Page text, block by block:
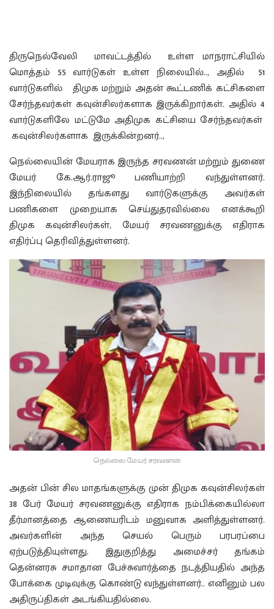
திருநெல்வேலி மாவட்டத்தில் உள்ள மாநராட்சியில்
மொத்தம் 55 வார்டுகள் உள்ள நிலையில்.., அதில் 51
வார்டுகளில் திமுக மற்றும் அதன் கூட்டணிக் கட்சிகளை
சேர்ந்தவர்கள் கவுன்சிலர்களாக இருக்கிறார்கள். அதில் 4
வார்டுகளிலே மட்டுமே அதிமுக கட்சியை சேர்ந்தவர்கள்
கவுன்சிலர்களாக இருக்கின்றனர்..,
நெல்லையின் மேயராக இருந்த சரவணன் மற்றும் துணை
மேயர் கே.ஆர்.ராஜூ பணியாற்றி வந்துள்ளனர்.
இந்நிலையில் தங்களது வார்டுகளுக்கு அவர்கள்
பணிகளை முறையாக செய்துதரவில்லை எனக்கூறி
திமுக கவுன்சிலர்கள், மேயர் சரவணனுக்கு எதிராக
எதிர்ப்பு தெரிவித்துள்ளனர்.
நெல்லை மேயர் சரவணன்
அதன் பின் சில மாதங்களுக்கு முன் திமுக கவுன்சிலர்கள்
38 பேர் மேயர் சரவணனுக்கு எதிராக நம்பிக்கையில்லா
தீர்மானத்தை ஆணையரிடம் மனுவாக அளித்துள்ளனர்.
அவர்களின் அந்த செயல் பெரும் பரபரப்பை
ஏற்படுத்தியுள்ளது. இதுகுறித்து அமைச்சர் தங்கம்
தென்னரசு சமாதான பேச்சுவார்த்தை நடத்தியதில் அந்த
போக்கை முடிவுக்கு கொண்டு வந்துள்ளனர்.. எனினும் பல
அதிருப்திகள் அடங்கியதில்லை.